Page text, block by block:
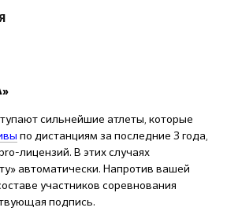
сильнейшие атлеты, которые
по дистанциям за последние 3 года,
лицензий. В этих случаях
автоматически. Напротив вашей
участников соревнования
подпись.